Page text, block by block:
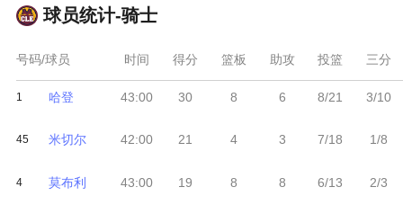
球员统计-骑士
号码/球员
1 哈登
45 米切尔
4 莫布利
时间
43:00
42:00
43:00
得分
30
21
19
篮板
8
4
8
助攻
6
3
8
投篮
8/21
7/18
6/13
三分
3/10
1/8
2/3